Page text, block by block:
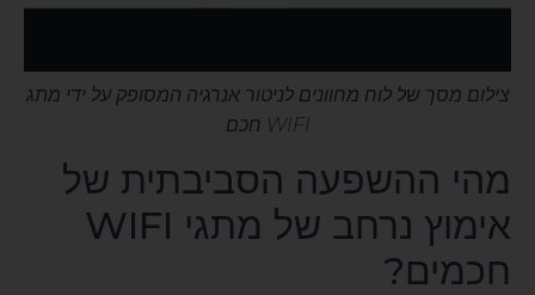
צילום מסך של לוח מחוונים לניטור אנרגיה המסופק על ידי מתג
WIFI חכם
מהי ההשפעה הסביבתית של
אימוץ נרחב של מתגי WIFI
חכמים?